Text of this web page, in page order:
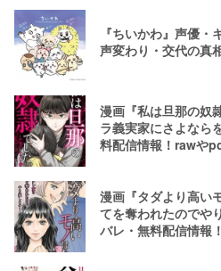
『ちいかわ』声優
声変わり・交代の真
漫画『私は旦那の奴
ラ義実家にさよなら
料配信情報！rawや
漫画『タダより高い
てを奪われたのでや
バレ・無料配信情報